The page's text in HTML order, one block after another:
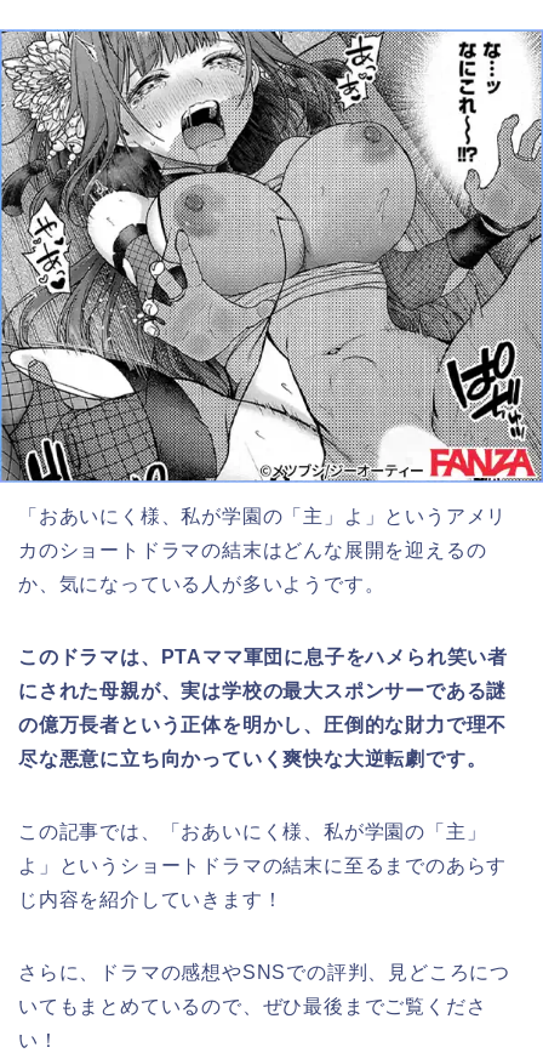
「おあいにく様、私が学園の「主」よ」というアメリ
カのショートドラマの結末はどんな展開を迎えるの
か、気になっている人が多いようです。
このドラマは、PTAママ軍団に息子をハメられ笑い者
にされた母親が、実は学校の最大スポンサーである謎
の億万長者という正体を明かし、圧倒的な財力で理不
尽な悪意に立ち向かっていく爽快な大逆転劇です。
この記事では、「おあいにく様、私が学園の「主」
よ」
というショートドラマの結末に至るまでのあらす
じ内容を紹介していきます！
さらに、ドラマの感想やSNSでの評判、見どころにつ
いてもまとめているので、ぜひ最後までご覧くださ
い！